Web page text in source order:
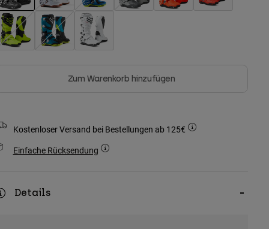
ausgewählt
Zum Warenkorb hinzufügen
Kostenloser Versand bei Bestellungen ab 125€
Einfache Rücksendung
Details